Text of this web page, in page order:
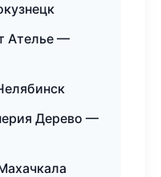
Ателье —
Дерево —